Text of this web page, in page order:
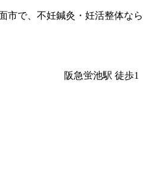
市で、不妊鍼灸・妊活整体なら
阪急蛍池駅 徒歩1